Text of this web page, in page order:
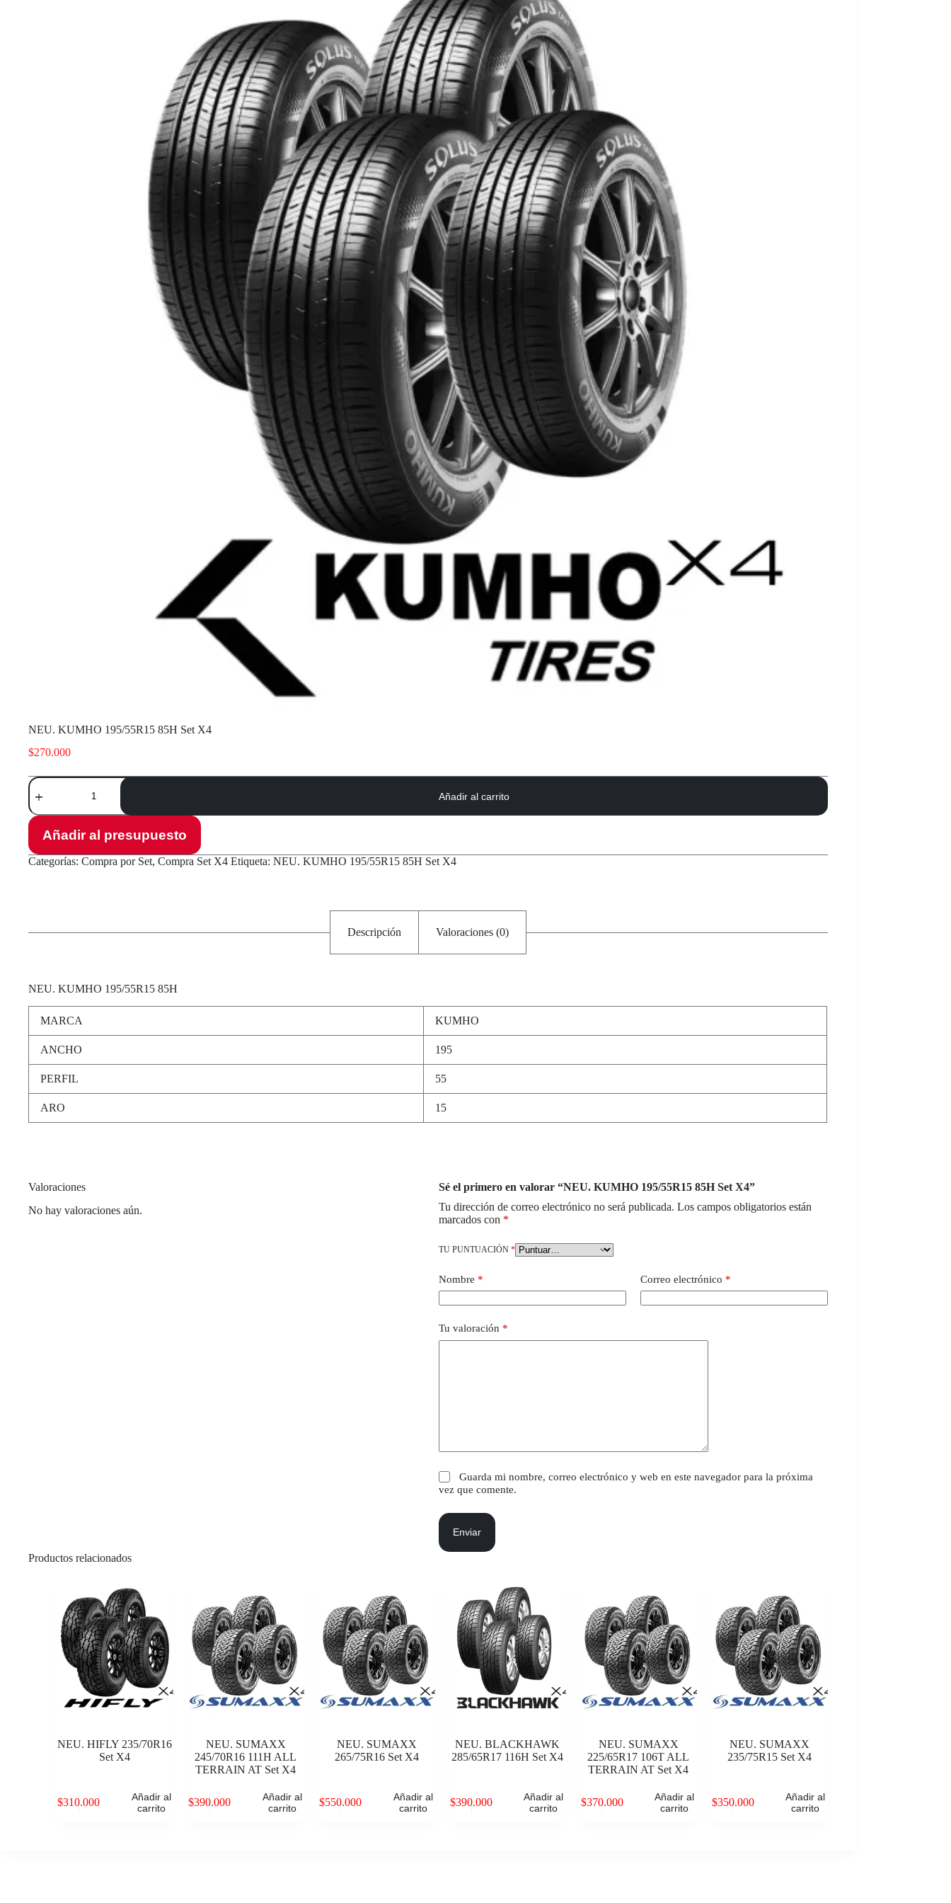
NEU. KUMHO 195/55R15 85H Set X4
$270.000
NEU.
KUMHO
195/55R15
85H
X4
cantidad
Añadir al carrito
Añadir al presupuesto
Categorías: Compra por Set, Compra Set X4 Etiqueta: NEU. KUMHO 195/55R15 85H Set X4
Descripción Valoraciones (0)
NEU. KUMHO 195/55R15 85H
MARCA KUMHO
ANCHO 195
PERFIL 55
ARO 15
Valoraciones
No hay valoraciones aún.
Sé el primero en valorar “NEU. KUMHO 195/55R15 85H Set X4”
Tu dirección de correo electrónico no será publicada. Los campos obligatorios están
marcados con *
TU PUNTUACIÓN *
Nombre * Correo electrónico *
Tu valoración *
Guarda mi nombre, correo electrónico y web en este navegador para la próxima
vez que comente.
Enviar
Productos relacionados
NEU. HIFLY 235/70R16
Set X4
$310.000
Añadir al
carrito
NEU. SUMAXX
245/70R16 111H ALL
TERRAIN AT Set X4
$390.000
Añadir al
carrito
NEU. SUMAXX
265/75R16 Set X4
$550.000
Añadir al
carrito
NEU. BLACKHAWK
285/65R17 116H Set X4
$390.000
Añadir al
carrito
NEU. SUMAXX
225/65R17 106T ALL
TERRAIN AT Set X4
$370.000
Añadir al
carrito
NEU. SUMAXX
235/75R15 Set X4
$350.000
Añadir al
carrito